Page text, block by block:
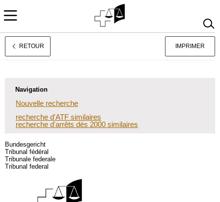
Jurisprudence
RETOUR IMPRIMER
Navigation
Nouvelle recherche
recherche d'ATF similaires
recherche d'arrêts dès 2000 similaires
Bundesgericht
Tribunal fédéral
Tribunale federale
Tribunal federal